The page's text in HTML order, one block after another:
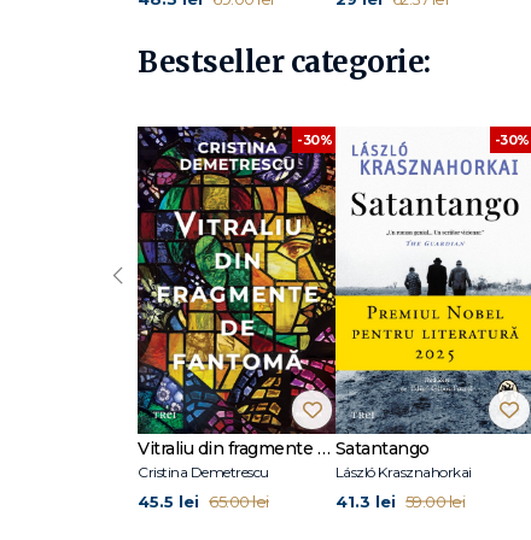
Bestseller categorie:
-30%
Vitraliu din fragmente de fantomă
Cristina Demetrescu
45.5 lei 65.00 lei
-30%
Satantango
László Krasznahorkai
41.3 lei 59.00 lei
‹